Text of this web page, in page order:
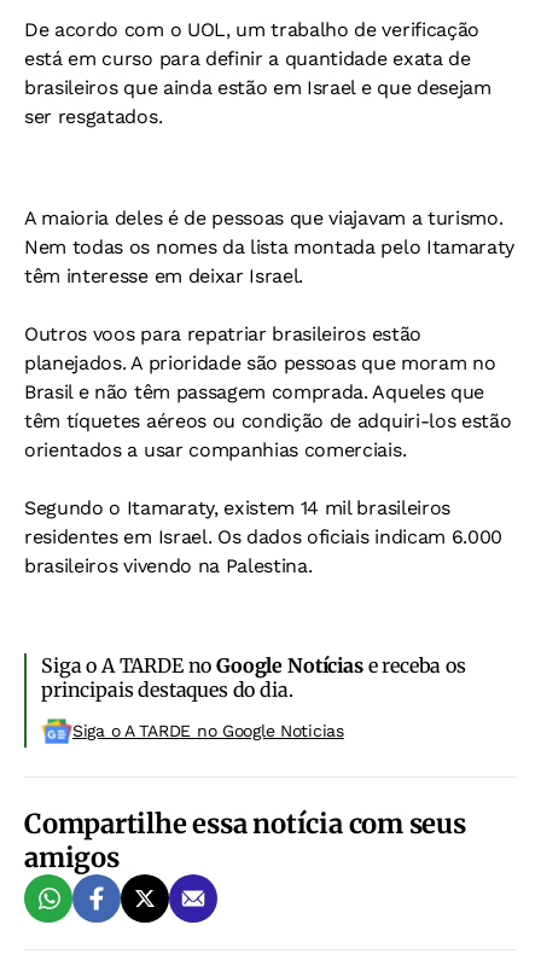
De acordo com o UOL, um trabalho de verificação
está em curso para definir a quantidade exata de
brasileiros que ainda estão em Israel e que desejam
ser resgatados.
A maioria deles é de pessoas que viajavam a turismo.
Nem todas os nomes da lista montada pelo Itamaraty
têm interesse em deixar Israel.
Outros voos para repatriar brasileiros estão
planejados. A prioridade são pessoas que moram no
Brasil e não têm passagem comprada. Aqueles que
têm tíquetes aéreos ou condição de adquiri-los estão
orientados a usar companhias comerciais.
Segundo o Itamaraty, existem 14 mil brasileiros
residentes em Israel. Os dados oficiais indicam 6.000
brasileiros vivendo na Palestina.
Siga o A TARDE noGoogle Notíciase receba os
principais destaques do dia.
Siga o A TARDE no Google Noticias
Compartilhe essa notícia com seus
amigos